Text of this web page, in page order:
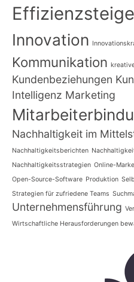
Innovation
Kommunikation
Kundenbeziehungen
Intelligenz Marketing
Nachhaltigkeit im
Nachhaltigkeitsberichten
Nachhaltigkeitsstrategien Online-
Open-Source-Software Produktion
Strategien für zufriedene Teams
Unternehmensführung
Wirtschaftliche Herausforderungen